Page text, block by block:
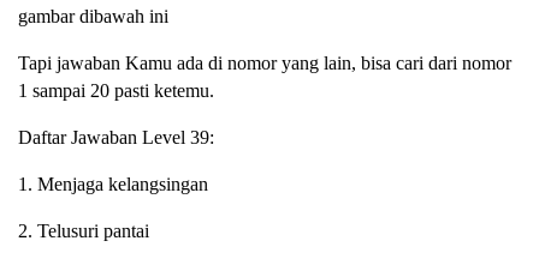
gambar dibawah ini
Tapi jawaban Kamu ada di nomor yang lain, bisa cari dari nomor
1 sampai 20 pasti ketemu.
Daftar Jawaban Level 39:
1. Menjaga kelangsingan
2. Telusuri pantai